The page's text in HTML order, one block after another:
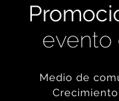
evento
Medio de